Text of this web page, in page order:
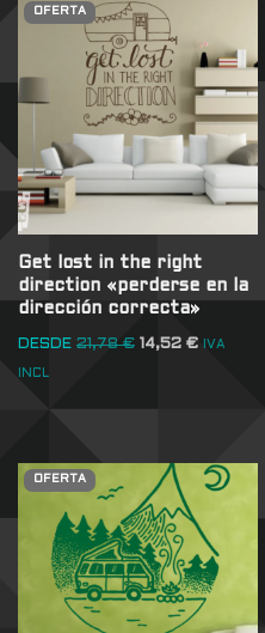
OFERTA
Get lost in the right
direction «perderse en la
dirección correcta»
DESDE 21,78€ 14,52 € IVA
INCL
OFERTA